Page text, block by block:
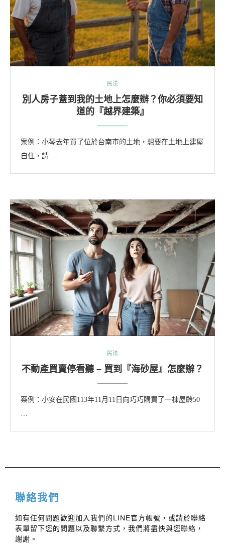
民法
別人房子蓋到我的土地上怎麼辦？你必須要知
道的『越界建築』
案例：小琴去年買了位於台南市的土地，想要在土地上建屋
自住，請 …
民法
不動產買賣停看聽 – 買到『海砂屋』怎麼辦？
案例：小安在民國113年11月11日向巧巧購買了一棟屋齡50
…
聯絡我們
如有任何問題歡迎加入我們的LINE官方帳號，或請於聯絡
表單留下您的問題以及聯繫方式，我們將盡快與您聯絡，
謝謝。